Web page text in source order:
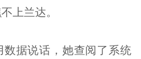
上兰达。
数据说话，她查阅了系统